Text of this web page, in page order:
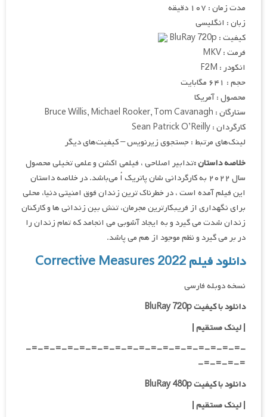
مدت زمان : ۱۰۷ دقیقه
زبان : انگلیسی
کیفیت : BluRay 720p
فرمت : MKV
انکودر : F2M
حجم : ۶۴۱ مگابایت
محصول : آمریکا
ستارگان : Bruce Willis, Michael Rooker, Tom Cavanagh
کارگردان : Sean Patrick O’Reilly
لینک‌های مرتبط : جستجوی زیرنویس – کیفیت‌های دیگر
خلاصه داستان :تدابیر اصلاحی ، فیلمی اکشن و علمی تخیلی محصول
سال ۲۰۲۲ به کارگردانی شان پاتریک اُ می‌باشد. در خلاصه داستان
این فیلم آمده است ، در خطرناک ترین زندان فوق امنیتی دنیا، محلی
برای نگهداری از فریبکارترین مجرمان، تنش بین زندانی ها و کارکنان
زندان شدت می گیرد و به ایجاد آشوبی می انجامد که تمام زندان را
در بر می گیرد و نظم موجود از هم می پاشد.
دانلود فیلم Corrective Measures 2022
نسخه دوبله فارسی
دانلود با کیفیت BluRay 720p
| لینک مستقیم |
-=-=-=-=-=-=-=-=-=-=-=-=-=-=-=-=-=-=-
=-=-=-=-
دانلود با کیفیت BluRay 480p
| لینک مستقیم |